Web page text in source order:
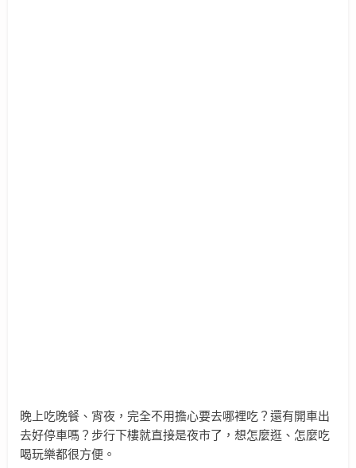
晚上吃晚餐、宵夜，完全不用擔心要去哪裡吃？還有開車出
去好停車嗎？步行下樓就直接是夜市了，想怎麼逛、怎麼吃
喝玩樂都很方便。